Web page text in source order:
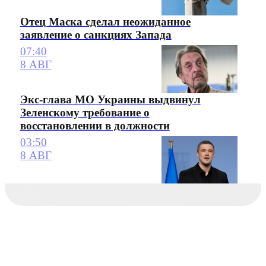
Отец Маска сделал неожиданное
заявление о санкциях Запада
07:40
8 АВГ
Экс-глава МО Украины выдвинул
Зеленскому требование о
восстановлении в должности
03:50
8 АВГ